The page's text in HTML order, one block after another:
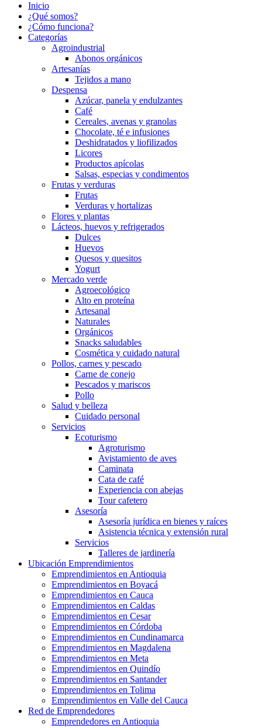
Inicio
¿Qué somos?
¿Cómo funciona?
Categorías
Agroindustrial
Abonos orgánicos
Artesanías
Tejidos a mano
Despensa
Azúcar, panela y endulzantes
Café
Cereales, avenas y granolas
Chocolate, té e infusiones
Deshidratados y liofilizados
Licores
Productos apícolas
Salsas, especias y condimentos
Frutas y verduras
Frutas
Verduras y hortalizas
Flores y plantas
Lácteos, huevos y refrigerados
Dulces
Huevos
Quesos y quesitos
Yogurt
Mercado verde
Agroecológico
Alto en proteína
Artesanal
Naturales
Orgánicos
Snacks saludables
Cosmética y cuidado natural
Pollos, carnes y pescado
Carne de conejo
Pescados y mariscos
Pollo
Salud y belleza
Cuidado personal
Servicios
Ecoturismo
Agroturismo
Avistamiento de aves
Caminata
Cata de café
Experiencia con abejas
Tour cafetero
Asesoría
Asesoría jurídica en bienes y raíces
Asistencia técnica y extensión rural
Servicios
Talleres de jardinería
Ubicación Emprendimientos
Emprendimientos en Antioquia
Emprendimientos en Boyacá
Emprendimientos en Cauca
Emprendimientos en Caldas
Emprendimientos en Cesar
Emprendimientos en Córdoba
Emprendimientos en Cundinamarca
Emprendimientos en Magdalena
Emprendimientos en Meta
Emprendimientos en Quindío
Emprendimientos en Santander
Emprendimientos en Tolima
Emprendimientos en Valle del Cauca
Red de Emprendedores
Emprendedores en Antioquia